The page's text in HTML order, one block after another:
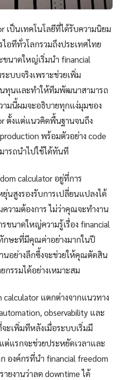
เป็นเทคโนโลยีที่ได้รับความนิยม
อทีทั่วโลกรวมถึงประเทศไทย
นาดใหญ่เริ่มนำ financial
ะบบจริงเพราะช่วยเพิ่ม
ทุนและทำให้ทีมพัฒนาสามารถ
ามนี้ผมจะอธิบายทุกแง่มุมของ
ตั้งแต่แนวคิดพื้นฐานจนถึง
พร้อมตัวอย่าง code
รถนำไปใช้ได้ทันที
calculator อยู่ที่การ
นสูงรองรับการเปลี่ยนแปลงได้
ความต้องการ ไม่ว่าคุณจะทำงาน
นาดใหญ่ความรู้เรื่อง financial
กษะที่มีคุณค่าอย่างมากในปี
นอย่างลึกซึ้งจะช่วยให้คุณตัดสิน
กรรมได้อย่างเหมาะสม
calculator แตกต่างจากแนวทาง
observability และ
ะเพิ่มทีหลังเมื่อระบบเริ่มมี
ต่แรกจะช่วยประหยัดเวลาและ
องค์กรที่นำ financial freedom
ยงานว่าลด downtime ได้